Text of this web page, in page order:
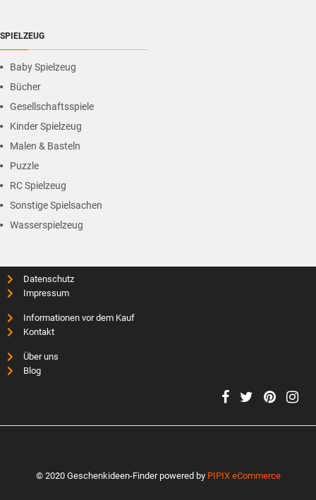
SPIELZEUG
Baby Spielzeug
Bücher
Gesellschaftsspiele
Kinder Spielzeug
Malen & Basteln
Puzzle
RC Spielzeug
Sonstige Spielsachen
Wasserspielzeug
Datenschutz
Impressum
Informationen vor dem Kauf
Kontakt
Über uns
Blog
© 2020 Geschenkideen-Finder powered by PIPIX eCommerce